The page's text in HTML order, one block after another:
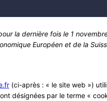
la dernière fois le 1
Européen et de la
(ci-après : « le site web »)
désignées par le terme «